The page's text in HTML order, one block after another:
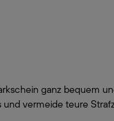
ganz bequem
vermeide teure